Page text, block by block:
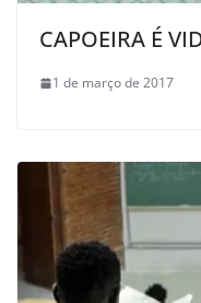
CAPOEIRA É
1 de março de 2017